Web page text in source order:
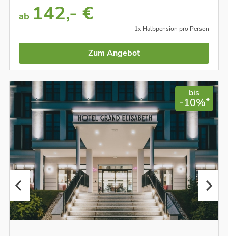
ab 142,- €
1x Halbpension pro Person
Zum Angebot
bis
-10%*